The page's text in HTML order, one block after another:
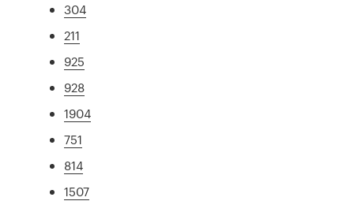
304
211
925
928
1904
751
814
1507